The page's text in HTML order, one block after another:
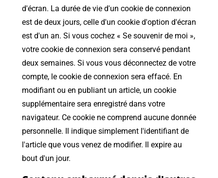
d'écran. La durée de vie d'un cookie de connexion
est de deux jours, celle d'un cookie d'option d'écran
est d'un an. Si vous cochez « Se souvenir de moi »,
votre cookie de connexion sera conservé pendant
deux semaines. Si vous vous déconnectez de votre
compte, le cookie de connexion sera effacé. En
modifiant ou en publiant un article, un cookie
supplémentaire sera enregistré dans votre
navigateur. Ce cookie ne comprend aucune donnée
personnelle. Il indique simplement l'identifiant de
l'article que vous venez de modifier. Il expire au
bout d'un jour.